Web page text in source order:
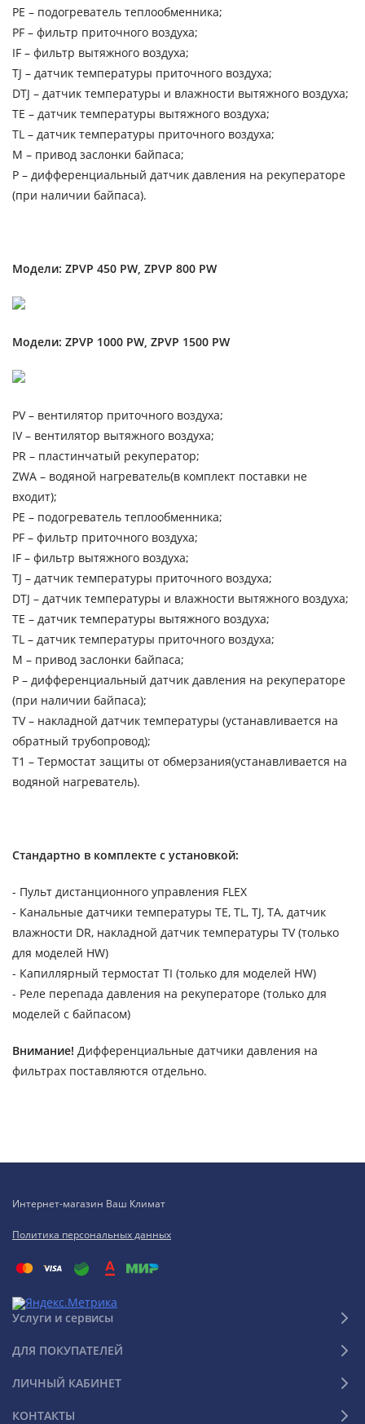
PE – подогреватель теплообменника;
PF – фильтр приточного воздуха;
IF – фильтр вытяжного воздуха;
TJ – датчик температуры приточного воздуха;
DTJ – датчик температуры и влажности вытяжного воздуха;
TE – датчик температуры вытяжного воздуха;
TL – датчик температуры приточного воздуха;
М – привод заслонки байпаса;
P – дифференциальный датчик давления на рекуператоре
(при наличии байпаса).
Модели: ZPVP 450 PW, ZPVP 800 PW
Модели: ZPVP 1000 PW, ZPVP 1500 PW
PV – вентилятор приточного воздуха;
IV – вентилятор вытяжного воздуха;
PR – пластинчатый рекуператор;
ZWA – водяной нагреватель(в комплект поставки не
входит);
PE – подогреватель теплообменника;
PF – фильтр приточного воздуха;
IF – фильтр вытяжного воздуха;
TJ – датчик температуры приточного воздуха;
DTJ – датчик температуры и влажности вытяжного воздуха;
TE – датчик температуры вытяжного воздуха;
TL – датчик температуры приточного воздуха;
М – привод заслонки байпаса;
P – дифференциальный датчик давления на рекуператоре
(при наличии байпаса);
TV – накладной датчик температуры (устанавливается на
обратный трубопровод);
T1 – Термостат защиты от обмерзания(устанавливается на
водяной нагреватель).
Стандартно в комплекте с установкой:
- Пульт дистанционного управления FLEX
- Канальные датчики температуры TE, TL, TJ, TA, датчик
влажности DR, накладной датчик температуры TV (только
для моделей HW)
- Капиллярный термостат TI (только для моделей HW)
- Реле перепада давления на рекуператоре (только для
моделей с байпасом)
Внимание! Дифференциальные датчики давления на
фильтрах поставляются отдельно.
Интернет-магазин Ваш Климат
Политика персональных данных
Услуги и сервисы
ДЛЯ ПОКУПАТЕЛЕЙ
ЛИЧНЫЙ КАБИНЕТ
КОНТАКТЫ